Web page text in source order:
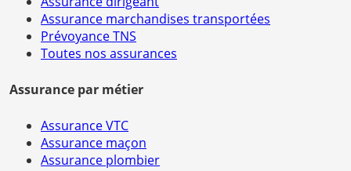
Assurance marchandises transportées
Prévoyance TNS
Toutes nos assurances
Assurance par métier
Assurance VTC
Assurance maçon
Assurance plombier